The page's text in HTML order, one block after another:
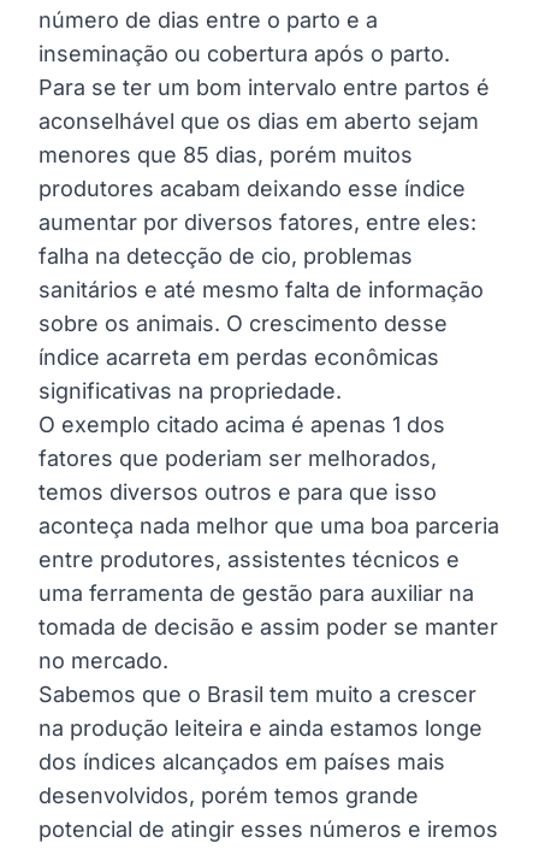
número de dias entre o parto e a
inseminação ou cobertura após o parto.
Para se ter um bom intervalo entre partos é
aconselhável que os dias em aberto sejam
menores que 85 dias, porém muitos
produtores acabam deixando esse índice
aumentar por diversos fatores, entre eles:
falha na detecção de cio, problemas
sanitários e até mesmo falta de informação
sobre os animais. O crescimento desse
índice acarreta em perdas econômicas
significativas na propriedade.
O exemplo citado acima é apenas 1 dos
fatores que poderiam ser melhorados,
temos diversos outros e para que isso
aconteça nada melhor que uma boa parceria
entre produtores, assistentes técnicos e
uma ferramenta de gestão para auxiliar na
tomada de decisão e assim poder se manter
no mercado.
Sabemos que o Brasil tem muito a crescer
na produção leiteira e ainda estamos longe
dos índices alcançados em países mais
desenvolvidos, porém temos grande
potencial de atingir esses números e iremos